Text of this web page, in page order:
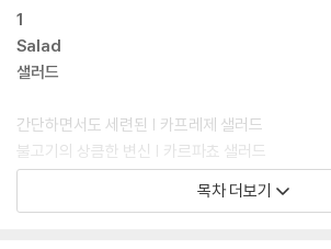
1
Salad
샐러드
간단하면서도 세련된 | 카프레제 샐러드
불고기의 상큼한 변신 | 카르파쵸 샐러드
고소함과 짭짤함이 입안 가득 | 하몽 리코타 샐러드
샐러드계의 스테디셀러 | 케이준 치킨 샐러드
목차 더보기